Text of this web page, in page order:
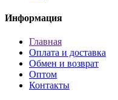
Информация
Главная
Оплата и доставка
Обмен и возврат
Оптом
Контакты